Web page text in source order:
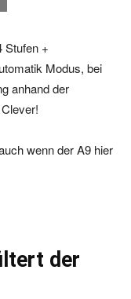
Stufen +
Modus, bei
anhand der
wenn der A9 hier
der